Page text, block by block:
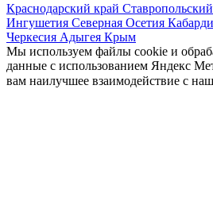
Краснодарский край
Ингушетия Северная Осетия
Черкесия Адыгея Крым
Мы используем файлы cookie и
данные с использованием Яндекс
вам наилучшее взаимодействие с